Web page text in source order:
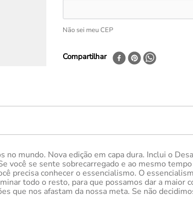
Não sei meu CEP
Compartilhar
mundo. Nova edição em capa dura. Inclui o
você se sente sobrecarregado e ao mesmo
precisa conhecer o essencialismo. O
todo o resto, para que possamos dar a maior
que nos afastam da nossa meta. Se não